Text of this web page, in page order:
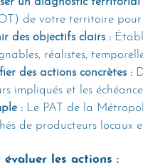
de votre territoire
des objectifs clairs :
réalistes,
des actions concrètes :
impliqués et les
: Le PAT de la
de producteurs locaux
évaluer les actions :